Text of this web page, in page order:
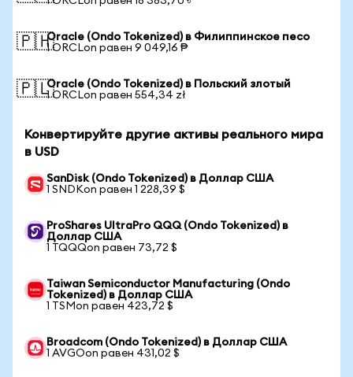
🇵🇭Oracle (Ondo Tokenized) в Филиппинское песо
1 ORCLon равен 9 049,16 ₱
🇵🇱Oracle (Ondo Tokenized) в Польский злотый
1 ORCLon равен 554,34 zł
Конвертируйте другие активы реального мира
в USD
SanDisk (Ondo Tokenized) в Доллар США
1 SNDKon равен 1 228,39 $
ProShares UltraPro QQQ (Ondo Tokenized) в
Доллар США
1 TQQQon равен 73,72 $
Taiwan Semiconductor Manufacturing (Ondo
Tokenized) в Доллар США
1 TSMon равен 423,72 $
Broadcom (Ondo Tokenized) в Доллар США
1 AVGOon равен 431,02 $